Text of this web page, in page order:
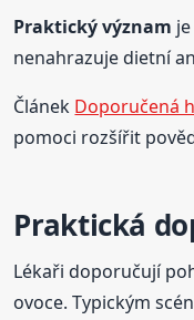
Praktický význam
nenahrazuje dietní
Článek Doporučená
pomoci rozšířit
Praktická
Lékaři doporučují
ovoce. Typickým